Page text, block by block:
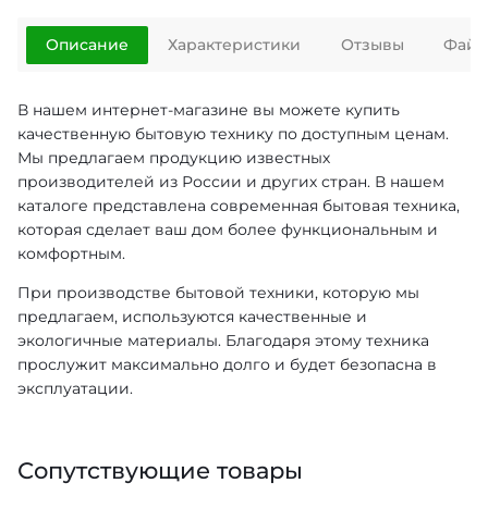
Описание
В нашем интернет-магазине вы можете купить
качественную бытовую технику по доступным ценам.
Мы предлагаем продукцию известных
производителей из России и других стран. В нашем
каталоге представлена современная бытовая техника,
которая сделает ваш дом более функциональным и
комфортным.
При производстве бытовой техники, которую мы
предлагаем, используются качественные и
экологичные материалы. Благодаря этому техника
прослужит максимально долго и будет безопасна в
эксплуатации.
Характеристики Отзывы
Сопутствующие товары